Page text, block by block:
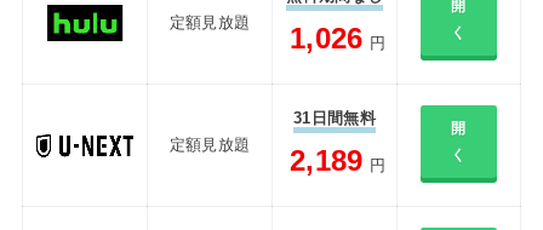
定額見放題 1,026 円
開
く
定額見放題
31日間無料
2,189 円
開
く